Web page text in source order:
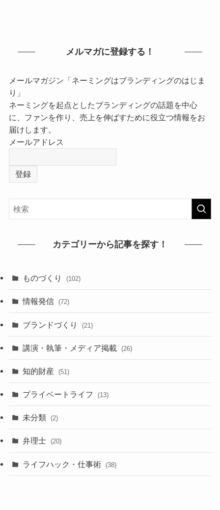
メルマガに登録する！
メールマガジン「ネーミングはブランディングのはじま
り」
ネーミングを起点としたブランディングの話題を中心
に、ファンを作り、売上を伸ばすために役立つ情報をお
届けします。
メールアドレス
カテゴリーから記事を探す！
ものづくり (102)
情報発信 (72)
ブランドづくり (21)
講演・執筆・メディア掲載 (26)
知的財産 (51)
プライベートライフ (13)
未分類 (2)
弁理士 (20)
ライフハック・仕事術 (38)